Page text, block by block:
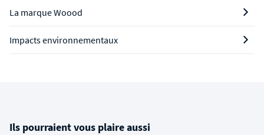
La marque Woood
Impacts environnementaux
Ils pourraient vous plaire aussi